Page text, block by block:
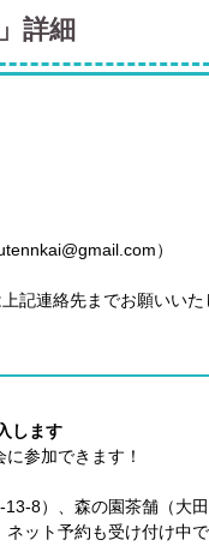
詳細
）
記連絡先までお願いいた
します
参加できます！
8）、森の園茶舗（大
ット予約も受け付け中